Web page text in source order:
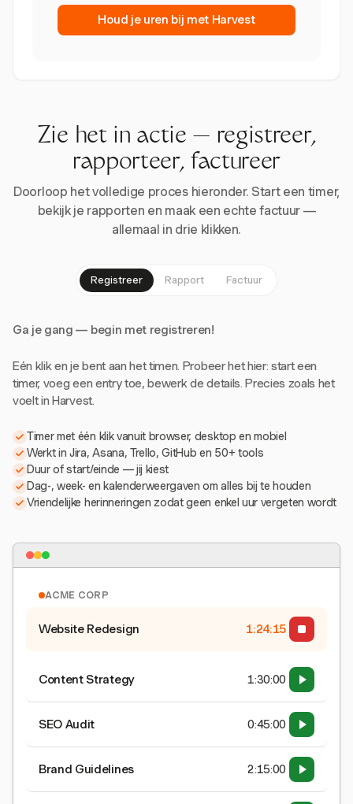
Houd je uren bij met Harvest
Zie het in actie — registreer,
rapporteer, factureer
Doorloop het volledige proces hieronder. Start een timer,
bekijk je rapporten en maak een echte factuur —
allemaal in drie klikken.
Registreer Rapport Factuur
Ga je gang — begin met registreren!
Eén klik en je bent aan het timen. Probeer het hier: start een
timer, voeg een entry toe, bewerk de details. Precies zoals het
voelt in Harvest.
Timer met één klik vanuit browser, desktop en mobiel
Werkt in Jira, Asana, Trello, GitHub en 50+ tools
Duur of start/einde — jij kiest
Dag-, week- en kalenderweergaven om alles bij te houden
Vriendelijke herinneringen zodat geen enkel uur vergeten wordt
ACME CORP
Website Redesign 1:24:15
Content Strategy 1:30:00
SEO Audit 0:45:00
Brand Guidelines 2:15:00